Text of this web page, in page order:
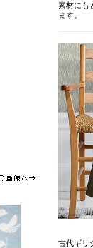
素材にも
ます。
古代ギリ